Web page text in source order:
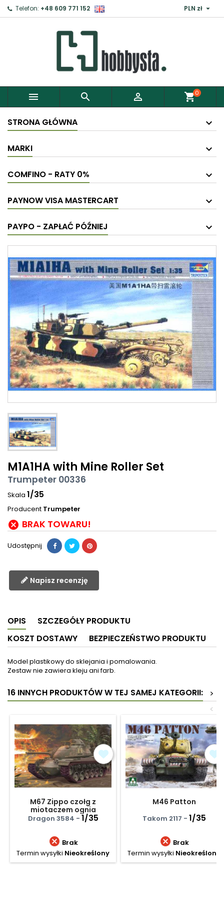
Telefon: +48 609 771 152 PLN zł 
   shopping_cart0
STRONA GŁÓWNA
MARKI
COMFINO - RATY 0%
PAYNOW VISA MASTERCART
PAYPO - ZAPŁAĆ PÓŹNIEJ
M1A1HA with Mine Roller Set
Trumpeter 00336
Skala 1/35
Producent Trumpeter
 BRAK TOWARU!
Udostępnij
Napisz recenzję
OPIS
SZCZEGÓŁY PRODUKTU
KOSZT DOSTAWY
BEZPIECZEŃSTWO PRODUKTU
Model plastikowy do sklejania i pomalowania.
Zestaw nie zawiera kleju ani farb.
16 INNYCH PRODUKTÓW W TEJ SAMEJ KATEGORII:
>
<
M67 Zippo czołg z
miotaczem ognia
Dragon 3584 - 1/35
 Brak
Termin wysyłki Nieokreślony
M46 Patton
Takom 2117 - 1/35
 Brak
Termin wysyłki Nieokreślony